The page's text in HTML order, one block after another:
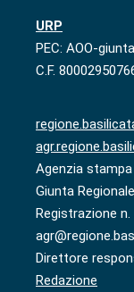
URP
PEC: AOO-
C.F.
Agenzia stampa
Giunta
Registrazione
Direttore
Redazione